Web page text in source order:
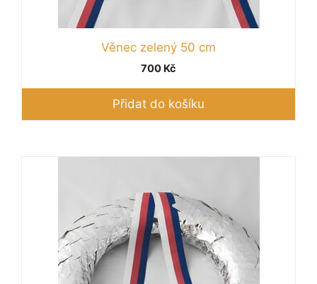
Věnec zelený 50 cm
700 Kč
Přidat do košíku